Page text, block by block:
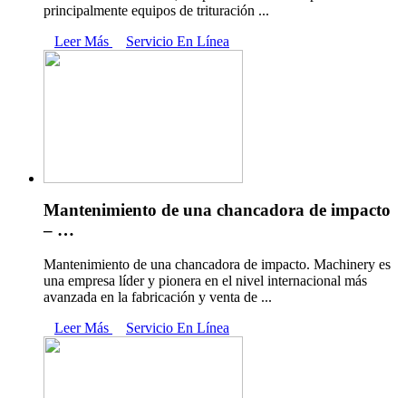
principalmente equipos de trituración ...
Leer Más
Servicio En Línea
Mantenimiento de una chancadora de impacto
– …
Mantenimiento de una chancadora de impacto. Machinery es
una empresa líder y pionera en el nivel internacional más
avanzada en la fabricación y venta de ...
Leer Más
Servicio En Línea